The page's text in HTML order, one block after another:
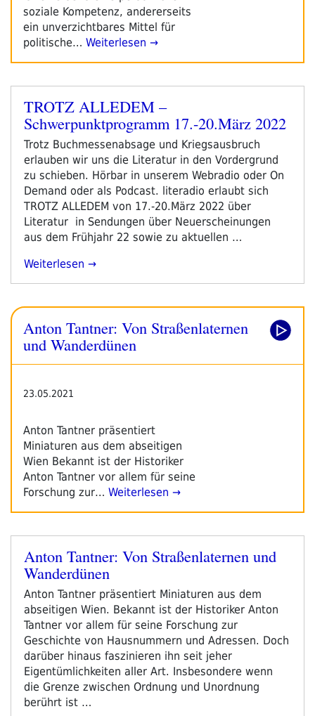
soziale Kompetenz, andererseits
ein unverzichtbares Mittel für
politische… Weiterlesen →
Veröffentlicht
am
TROTZ ALLEDEM –
Schwerpunktprogramm 17.-20.März 2022
Trotz Buchmessenabsage und Kriegsausbruch
erlauben wir uns die Literatur in den Vordergrund
zu schieben. Hörbar in unserem Webradio oder On
Demand oder als Podcast. literadio erlaubt sich
TROTZ ALLEDEM von 17.-20.März 2022 über
Literatur in Sendungen über Neuerscheinungen
aus dem Frühjahr 22 sowie zu aktuellen …
„TROTZ
Schwerpunktprogramm
17.-20.März
2022“
Weiterlesen
Anton Tantner: Von Straßenlaternen
und Wanderdünen
23.05.2021
Anton Tantner präsentiert
Miniaturen aus dem abseitigen
Wien Bekannt ist der Historiker
Anton Tantner vor allem für seine
Forschung zur… Weiterlesen →
Veröffentlicht
am
Anton Tantner: Von Straßenlaternen und
Wanderdünen
Anton Tantner präsentiert Miniaturen aus dem
abseitigen Wien. Bekannt ist der Historiker Anton
Tantner vor allem für seine Forschung zur
Geschichte von Hausnummern und Adressen. Doch
darüber hinaus faszinieren ihn seit jeher
Eigentümlichkeiten aller Art. Insbesondere wenn
die Grenze zwischen Ordnung und Unordnung
berührt ist …